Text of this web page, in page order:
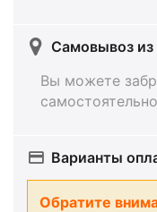
Самовывоз из
Вы можете
Варианты
Обратите